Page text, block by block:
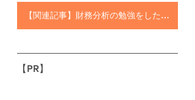
【関連記事】財務分析の勉強をしたいのですが、Webで無料で使えるものはありますか？
【PR】